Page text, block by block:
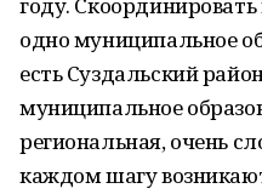
одно муниципальное
есть Суздальский
муниципальное
региональная, очень
каждом шагу